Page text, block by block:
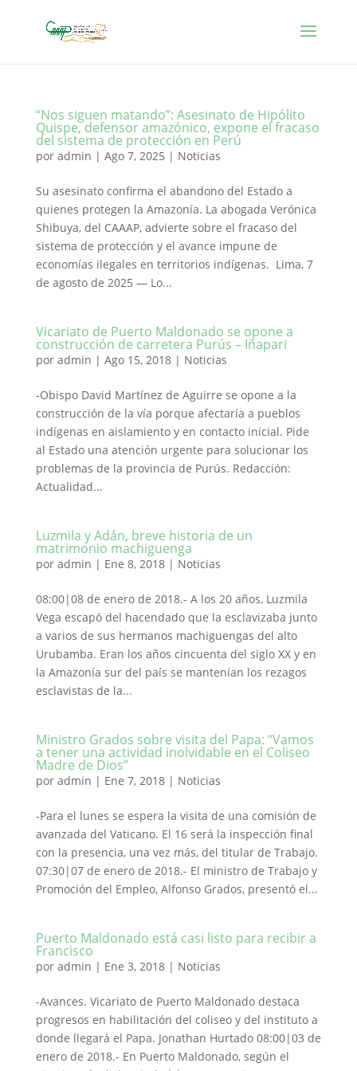
“Nos siguen matando”: Asesinato de Hipólito
Quispe, defensor amazónico, expone el fracaso
del sistema de protección en Perú
por admin | Ago 7, 2025 | Noticias
Su asesinato confirma el abandono del Estado a
quienes protegen la Amazonía. La abogada Verónica
Shibuya, del CAAAP, advierte sobre el fracaso del
sistema de protección y el avance impune de
economías ilegales en territorios indígenas. Lima, 7
de agosto de 2025 — Lo...
Vicariato de Puerto Maldonado se opone a
construcción de carretera Purús – Iñapari
por admin | Ago 15, 2018| Noticias
-Obispo David Martínez de Aguirre se opone a la
construcción de la vía porque afectaría a pueblos
indígenas en aislamiento y en contacto inicial. Pide
al Estado una atención urgente para solucionar los
problemas de la provincia de Purús. Redacción:
Actualidad...
Luzmila y Adán, breve historia de un
matrimonio machiguenga
por admin | Ene 8, 2018| Noticias
08:00|08 de enero de 2018.- A los 20 años, Luzmila
Vega escapó del hacendado que la esclavizaba junto
a varios de sus hermanos machiguengas del alto
Urubamba. Eran los años cincuenta del siglo XX y en
la Amazonía sur del país se mantenían los rezagos
esclavistas de la...
Ministro Grados sobre visita del Papa: “Vamos
a tener una actividad inolvidable en el Coliseo
Madre de Dios”
por admin | Ene 7, 2018| Noticias
-Para el lunes se espera la visita de una comisión de
avanzada del Vaticano. El 16 será la inspección final
con la presencia, una vez más, del titular de Trabajo.
07:30|07 de enero de 2018.- El ministro de Trabajo y
Promoción del Empleo, Alfonso Grados, presentó el...
Puerto Maldonado está casi listo para recibir a
Francisco
por admin | Ene 3, 2018| Noticias
-Avances. Vicariato de Puerto Maldonado destaca
progresos en habilitación del coliseo y del instituto a
donde llegará el Papa. Jonathan Hurtado 08:00|03 de
enero de 2018.- En Puerto Maldonado, según el